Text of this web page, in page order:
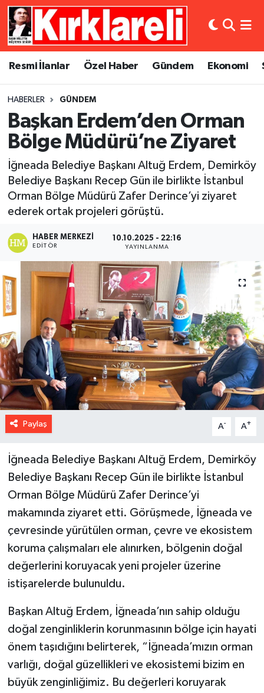
Resmi İlanlar Özel Haber Gündem Ekonomi
HABERLER GÜNDEM
Başkan Erdem’den Orman
Bölge Müdürü’ne Ziyaret
İğneada Belediye Başkanı Altuğ Erdem, Demirköy
Belediye Başkanı Recep Gün ile birlikte İstanbul
Orman Bölge Müdürü Zafer Derince’yi ziyaret
ederek ortak projeleri görüştü.
HABER MERKEZI
EDITÖR
10.10.2025 - 22:16
YAYINLANMA
Paylaş A- A+
İğneada Belediye Başkanı Altuğ Erdem, Demirköy
Belediye Başkanı Recep Gün ile birlikte İstanbul
Orman Bölge Müdürü Zafer Derince’yi
makamında ziyaret etti. Görüşmede, İğneada ve
çevresinde yürütülen orman, çevre ve ekosistem
koruma çalışmaları ele alınırken, bölgenin doğal
değerlerini koruyacak yeni projeler üzerine
istişarelerde bulunuldu.
Başkan Altuğ Erdem, İğneada’nın sahip olduğu
doğal zenginliklerin korunmasının bölge için hayati
önem taşıdığını belirterek, “İğneada’mızın orman
varlığı, doğal güzellikleri ve ekosistemi bizim en
büyük zenginliğimiz. Bu değerleri koruyarak
Resmi İlanlar
Gündem
Ekonomi
Siyaset
Spor
Asayiş
Dünya
Eğitim
Kültür Sanat
Magazin
Künye
Gizlilik Sözleşmesi
Merkez Nöbetçi Eczaneler
Merkez Trafik Yoğunluk Haritası
Süper Lig Puan Durumu ve Fikstür
Tüm Manşetler
Son Dakika Haberleri